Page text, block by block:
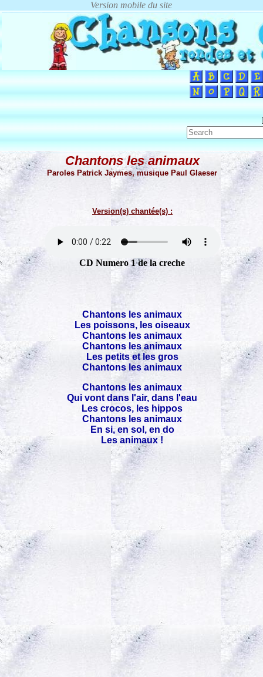
Chantons les animaux
Paroles Patrick Jaymes, musique Paul Glaeser
Version(s) chantée(s) :
CD Numero 1 de la creche
Chantons les animaux
Les poissons, les oiseaux
Chantons les animaux
Chantons les animaux
Les petits et les gros
Chantons les animaux
Chantons les animaux
Qui vont dans l'air, dans l'eau
Les crocos, les hippos
Chantons les animaux
En si, en sol, en do
Les animaux !